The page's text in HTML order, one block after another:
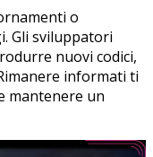
o
Gli sviluppatori
nuovi codici,
informati ti
mantenere un